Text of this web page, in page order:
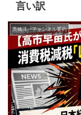
言い訳
高橋洋一チャンネル要約